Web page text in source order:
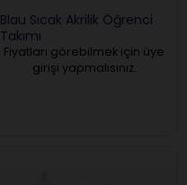
Blau Sıcak Akrilik Öğrenci
Takımı
Fiyatları görebilmek için üye
girişi yapmalısınız.